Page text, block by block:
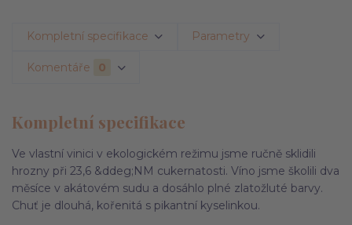
Kompletní specifikace Parametry
Komentáře 0
Kompletní specifikace
Ve vlastní vinici v ekologickém režimu jsme ručně sklidili
hrozny při 23,6 &ddeg;NM cukernatosti. Víno jsme školili dva
měsíce v akátovém sudu a dosáhlo plné zlatožluté barvy.
Chuť je dlouhá, kořenitá s pikantní kyselinkou.